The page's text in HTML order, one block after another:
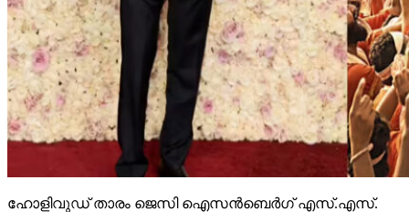
ഹോളിവുഡ് താരം ജെസി ഐസന്‍ബെര്‍ഗ് എസ്.എസ്.